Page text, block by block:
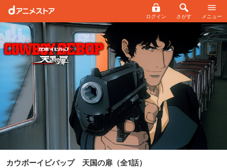
ログイン さがす メニュー
カウボーイビバップ 天国の扉 （全1話）